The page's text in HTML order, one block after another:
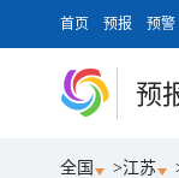
首页 预报 预警
预
全国 >江苏